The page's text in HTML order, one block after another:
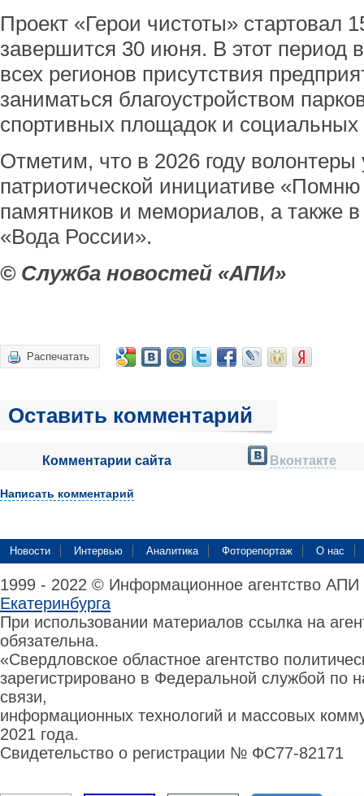
Проект «Герои чистоты» стартовал
завершится 30 июня. В этот период
всех регионов присутствия
заниматься благоустройством
спортивных площадок и социальных
Отметим, что в 2026 году волонтеры
патриотической инициативе «Помню
памятников и мемориалов, а также
«Вода России».
© Служба новостей «АПИ»
Распечатать
Оставить комментарий
Комментарии сайта Вконтакте
Написать комментарий
Новости Интервью Аналитика Фоторепортаж О нас
1999 - 2022 © Информационное агентство
Екатеринбурга
При использовании материалов ссылка на
обязательна.
«Свердловское областное агентство
зарегистрировано в Федеральной службой по
связи,
информационных технологий и массовых
2021 года.
Свидетельство о регистрации № ФС77-82171